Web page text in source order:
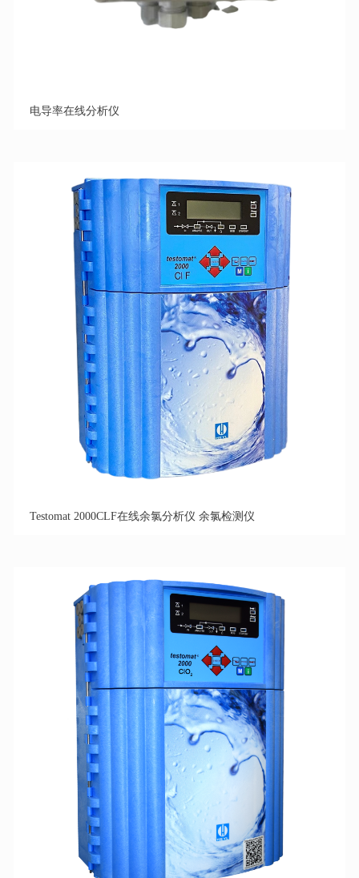
电导率在线分析仪
Testomat 2000CLF在线余氯分析仪 余氯检测仪